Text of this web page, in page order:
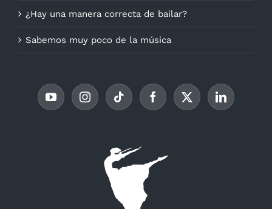
¿Hay una manera correcta de bailar?
Sabemos muy poco de la música